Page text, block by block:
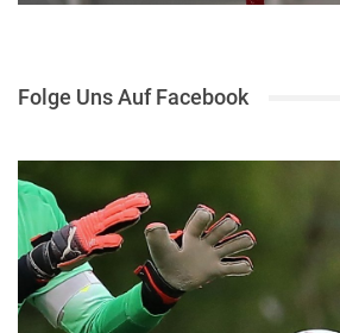
Folge Uns Auf Facebook